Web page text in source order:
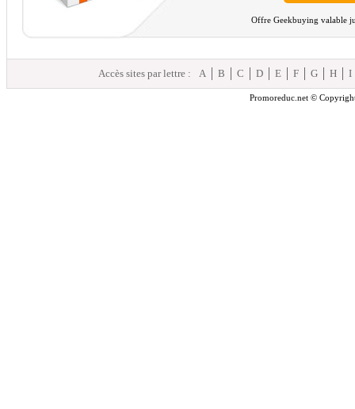
Offre Geekbuying valable
Accès sites par lettre : A B C D E F G H I
Promoreduc.net ©